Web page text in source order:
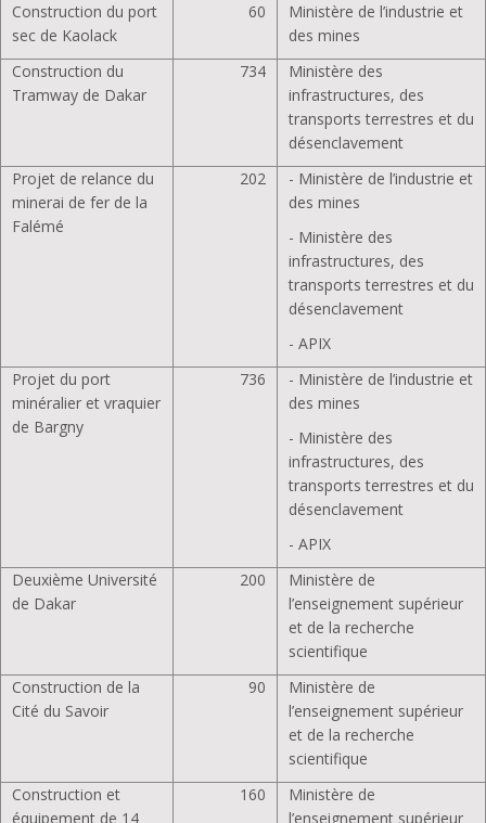
Construction du port
sec de Kaolack
60
Ministère de l’industrie et
des mines
Construction du
Tramway de Dakar
734
Ministère des
infrastructures, des
transports terrestres et du
désenclavement
Projet de relance du
minerai de fer de la
Falémé
202
- Ministère de l’industrie et
des mines
- Ministère des
infrastructures, des
transports terrestres et du
désenclavement
- APIX
Projet du port
minéralier et vraquier
de Bargny
736
- Ministère de l’industrie et
des mines
- Ministère des
infrastructures, des
transports terrestres et du
désenclavement
- APIX
Deuxième Université
de Dakar
200
Ministère de
l’enseignement supérieur
et de la recherche
scientifique
Construction de la
Cité du Savoir
90
Ministère de
l’enseignement supérieur
et de la recherche
scientifique
Construction et
équipement de 14
160
Ministère de
l’enseignement supérieur